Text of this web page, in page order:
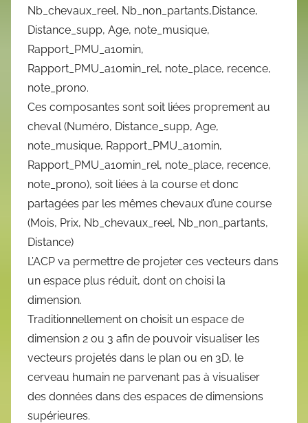
Nb_chevaux_reel, Nb_non_partants,Distance,
Distance_supp, Age, note_musique,
Rapport_PMU_a10min,
Rapport_PMU_a10min_rel, note_place, recence,
note_prono.
Ces composantes sont soit liées proprement au
cheval (Numéro, Distance_supp, Age,
note_musique, Rapport_PMU_a10min,
Rapport_PMU_a10min_rel, note_place, recence,
note_prono), soit liées à la course et donc
partagées par les mêmes chevaux d’une course
(Mois, Prix, Nb_chevaux_reel, Nb_non_partants,
Distance)
L’ACP va permettre de projeter ces vecteurs dans
un espace plus réduit, dont on choisi la
dimension.
Traditionnellement on choisit un espace de
dimension 2 ou 3 afin de pouvoir visualiser les
vecteurs projetés dans le plan ou en 3D, le
cerveau humain ne parvenant pas à visualiser
des données dans des espaces de dimensions
supérieures.